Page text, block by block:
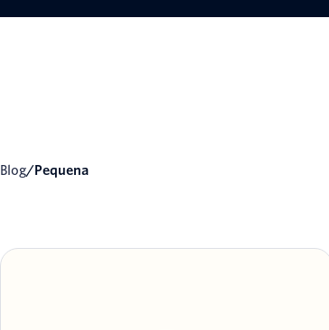
Blog/ Pequena